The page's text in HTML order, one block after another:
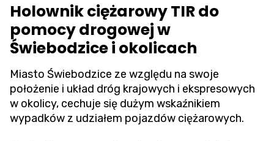
Holownik ciężarowy TIR do
pomocy drogowej w
Świebodzice i okolicach
Miasto Świebodzice ze względu na swoje
położenie i układ dróg krajowych i ekspresowych
w okolicy, cechuje się dużym wskaźnikiem
wypadków z udziałem pojazdów ciężarowych.